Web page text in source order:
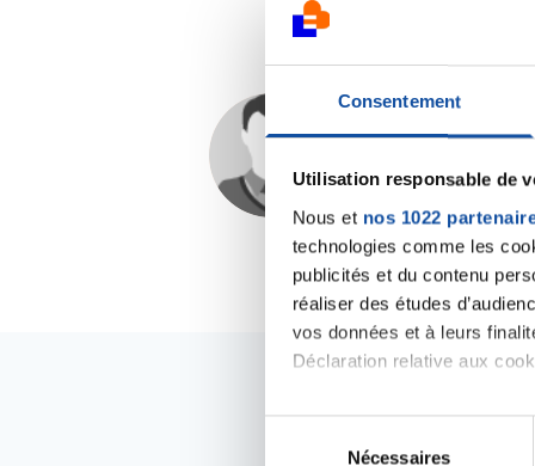
Consentement
Utilisation responsable de
Nous et nos 1022
technologies comme les
publicités et du contenu
réaliser des études
vos données et à leurs
Déclaration relative aux
Si vous le permettez, nous
Collecter des
Nécessaires
Oceany17
12/09/2020 - 16:23